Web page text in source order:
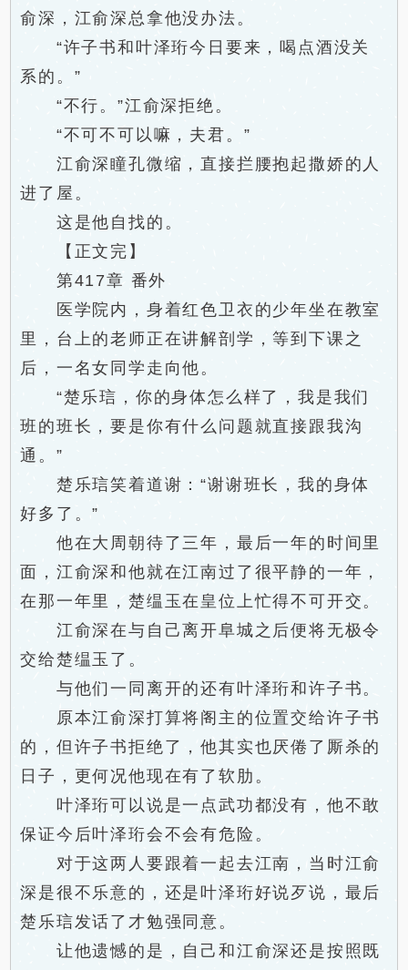
俞深，江俞深总拿他没办法。
“许子书和叶泽珩今日要来，喝点酒没关
系的。”
“不行。”江俞深拒绝。
“不可不可以嘛，夫君。”
江俞深瞳孔微缩，直接拦腰抱起撒娇的人
进了屋。
这是他自找的。
【正文完】
第417章 番外
医学院内，身着红色卫衣的少年坐在教室
里，台上的老师正在讲解剖学，等到下课之
后，一名女同学走向他。
“楚乐琂，你的身体怎么样了，我是我们
班的班长，要是你有什么问题就直接跟我沟
通。”
楚乐琂笑着道谢：“谢谢班长，我的身体
好多了。”
他在大周朝待了三年，最后一年的时间里
面，江俞深和他就在江南过了很平静的一年，
在那一年里，楚缊玉在皇位上忙得不可开交。
江俞深在与自己离开阜城之后便将无极令
交给楚缊玉了。
与他们一同离开的还有叶泽珩和许子书。
原本江俞深打算将阁主的位置交给许子书
的，但许子书拒绝了，他其实也厌倦了厮杀的
日子，更何况他现在有了软肋。
叶泽珩可以说是一点武功都没有，他不敢
保证今后叶泽珩会不会有危险。
对于这两人要跟着一起去江南，当时江俞
深是很不乐意的，还是叶泽珩好说歹说，最后
楚乐琂发话了才勉强同意。
让他遗憾的是，自己和江俞深还是按照既